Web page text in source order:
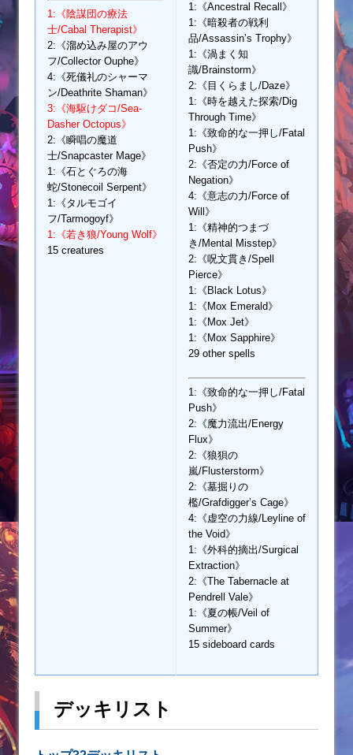
1:《陰謀団の療法
士/Cabal Therapist》
2:《溜め込み屋のアウ
フ/Collector Ouphe》
4:《死儀礼のシャーマ
ン/Deathrite Shaman》
3:《海駆けダコ/Sea-
Dasher Octopus》
2:《瞬唱の魔道
士/Snapcaster Mage》
1:《石とぐろの海
蛇/Stonecoil Serpent》
1:《タルモゴイ
フ/Tarmogoyf》
1:《若き狼/Young Wolf》
15 creatures
1:《Ancestral Recall》
1:《暗殺者の戦利
品/Assassin’s Trophy》
1:《渦まく知
識/Brainstorm》
2:《目くらまし/Daze》
1:《時を越えた探索/Dig
Through Time》
1:《致命的な一押し/Fatal
Push》
2:《否定の力/Force of
Negation》
4:《意志の力/Force of
Will》
1:《精神的つまづ
き/Mental Misstep》
2:《呪文貫き/Spell
Pierce》
1:《Black Lotus》
1:《Mox Emerald》
1:《Mox Jet》
1:《Mox Sapphire》
29 other spells
1:《致命的な一押し/Fatal
Push》
2:《魔力流出/Energy
Flux》
2:《狼狽の
嵐/Flusterstorm》
2:《墓掘りの
檻/Grafdigger’s Cage》
4:《虚空の力線/Leyline of
the Void》
1:《外科的摘出/Surgical
Extraction》
2:《The Tabernacle at
Pendrell Vale》
1:《夏の帳/Veil of
Summer》
15 sideboard cards
デッキリスト